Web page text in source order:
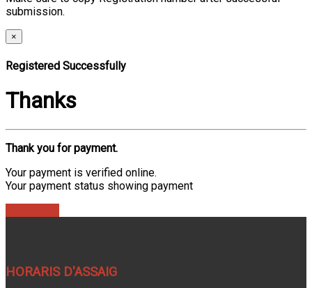
submission.
×
Registered Successfully
Thanks
Thank you for payment.
Your payment is verified online.
Your payment status showing payment
HORARIS D'ASSAIG